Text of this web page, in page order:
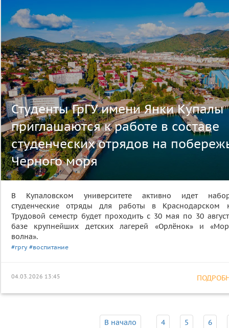
Студенты ГрГУ имени Янки Купалы
приглашаются к работе в составе
студенческих отрядов на
Черного моря
В Купаловском университете активно идет
студенческие отряды для работы в Краснодарском
Трудовой семестр будет проходить с 30 мая по 30
базе крупнейших детских лагерей «Орлёнок» и
волна».
#гргу #воспитание
04.03.2026 13:45
В начало 4 5
6